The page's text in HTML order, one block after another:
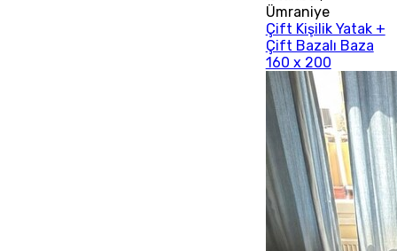
Ümraniye
Çift Kişilik Yatak +
Çift Bazalı Baza
160 x 200